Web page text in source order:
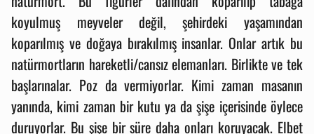
koyulmuş meyveler değil, şehirdeki yaşamından
koparılmış ve doğaya bırakılmış insanlar. Onlar artık bu
natürmortların hareketli/cansız elemanları. Birlikte ve tek
başlarınalar. Poz da vermiyorlar. Kimi zaman masanın
yanında, kimi zaman bir kutu ya da şişe içerisinde öylece
duruyorlar. Bu şişe bir süre daha onları koruyacak. Elbet